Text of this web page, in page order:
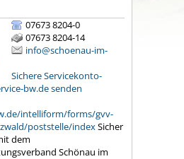
07673 8204-0
07673 8204-14
info@schoenau-im-
Sichere Servicekonto-
bw.de senden
intelliform/forms/gvv-
poststelle/indexSicher
dem
Schönau im